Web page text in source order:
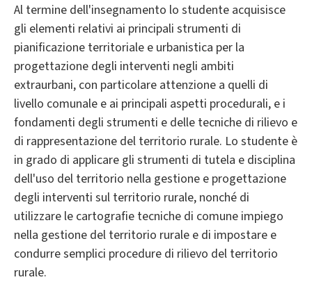
Al termine dell'insegnamento lo studente acquisisce
gli elementi relativi ai principali strumenti di
pianificazione territoriale e urbanistica per la
progettazione degli interventi negli ambiti
extraurbani, con particolare attenzione a quelli di
livello comunale e ai principali aspetti procedurali, e i
fondamenti degli strumenti e delle tecniche di rilievo e
di rappresentazione del territorio rurale. Lo studente è
in grado di applicare gli strumenti di tutela e disciplina
dell'uso del territorio nella gestione e progettazione
degli interventi sul territorio rurale, nonché di
utilizzare le cartografie tecniche di comune impiego
nella gestione del territorio rurale e di impostare e
condurre semplici procedure di rilievo del territorio
rurale.